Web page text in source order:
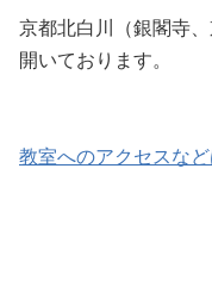
京都北白川（銀閣寺
開いております。
教室へのアクセスな